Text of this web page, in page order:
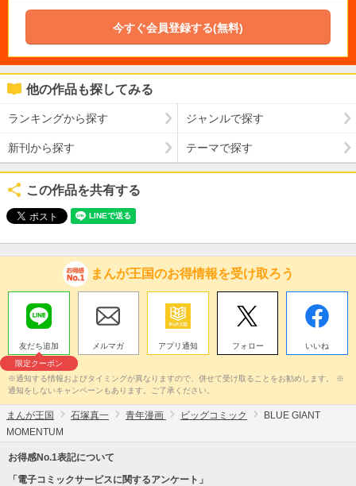
今すぐ会員登録する(無料)
他の作品も探してみる
ランキングから探す ジャンルで探す
新刊から探す テーマで探す
この作品を共有する
まんが王国のお得情報を受け取ろう
友だち追加
限定クーポン
メルマガ アプリ通知 フォロー いいね
※通知する情報およびタイミングが異なりますので、併せて受け取ることをお勧めします。 ※
通知をしないキャンペーンもあります。ご了承ください。
まんが王国 石塚真一 青年漫画 ビッグコミック
BLUE GIANT
MOMENTUM
お得感No.1表記について
「電子コミックサービスに関するアンケート」